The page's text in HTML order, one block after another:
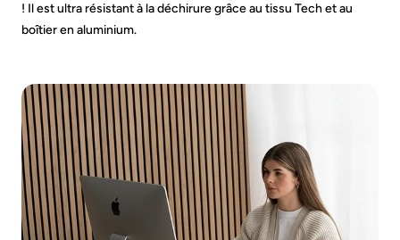
! Il est ultra résistant à la déchirure grâce au tissu Tech et au
boîtier en aluminium.